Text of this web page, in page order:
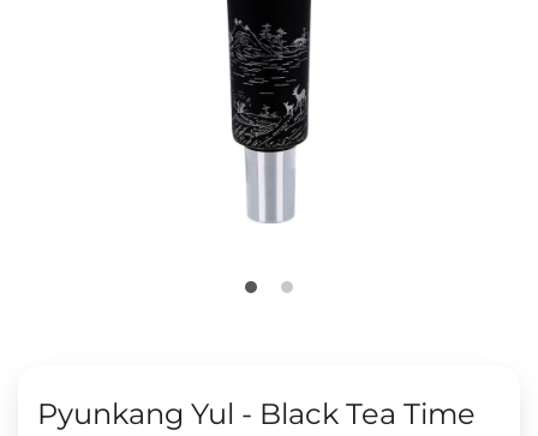
Pyunkang Yul - Black Tea Time